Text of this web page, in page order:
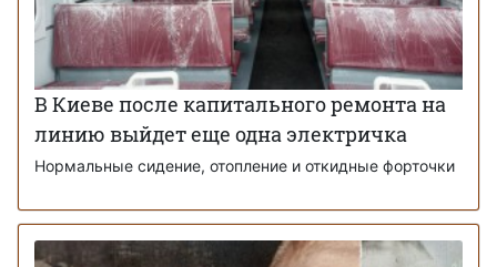
В Киеве после капитального ремонта на
линию выйдет еще одна электричка
Нормальные сидение, отопление и откидные форточки